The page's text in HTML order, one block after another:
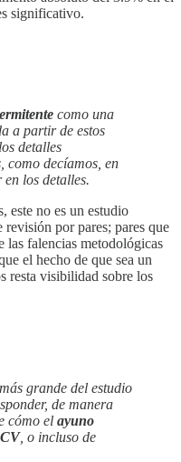
significativo.
como una
a partir de estos
detalles
como decíamos, en
en los detalles.
este no es un estudio
por pares; pares que
las falencias metodológicas
el hecho de que sea un
resta visibilidad sobre los
grande del estudio
de manera
cómo el ayuno
CV, o incluso de